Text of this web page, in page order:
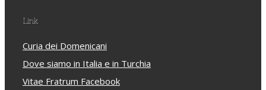
Link
Curia dei Domenicani
Dove siamo in Italia e in Turchia
Vitae Fratrum Facebook